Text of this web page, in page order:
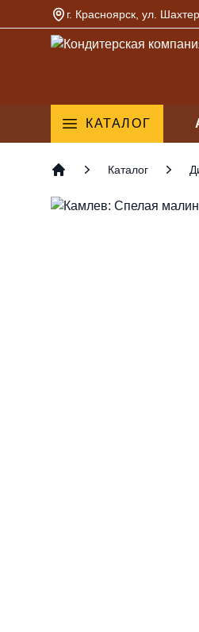
г. Красноярск, ул.
КАТАЛОГ
Каталог